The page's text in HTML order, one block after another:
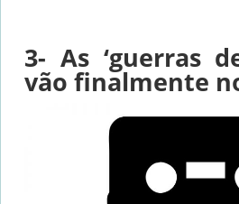
3- As ‘guerras
vão finalmente